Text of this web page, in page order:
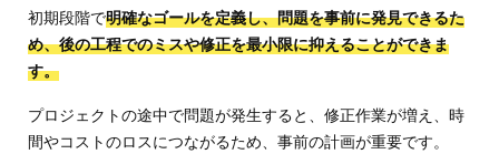
初期段階で明確なゴールを定義し、問題を事前に発見できるた
め、後の工程でのミスや修正を最小限に抑えることができま
す。
プロジェクトの途中で問題が発生すると、修正作業が増え、時
間やコストのロスにつながるため、事前の計画が重要です。